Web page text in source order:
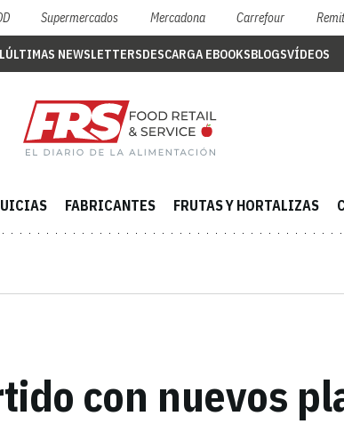
Supermercados Mercadona Carrefour
ÚLTIMAS NEWSLETTERSDESCARGA EBOOKSBLOGSVÍDEOS
FABRICANTES FRUTAS Y HORTALIZAS
con nuevos